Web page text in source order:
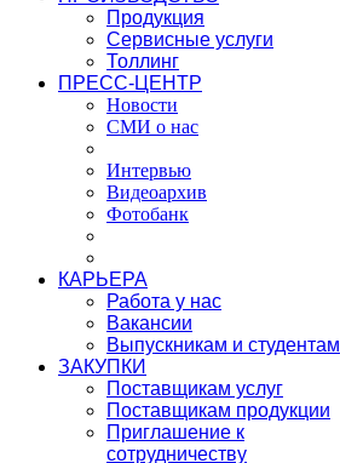
Продукция
Сервисные услуги
Толлинг
ПРЕСС-ЦЕНТР
Новости
СМИ о нас
Интервью
Видеоархив
Фотобанк
КАРЬЕРА
Работа у нас
Вакансии
Выпускникам и студентам
ЗАКУПКИ
Поставщикам услуг
Поставщикам продукции
Приглашение к
сотрудничеству